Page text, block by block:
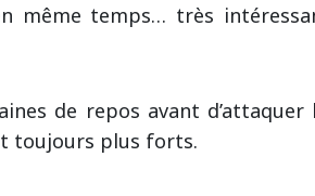
même temps… très
de repos avant
toujours plus forts.